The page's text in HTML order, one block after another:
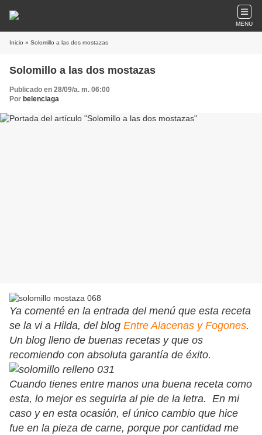
MENU
Inicio » Solomillo a las dos mostazas
Solomillo a las dos mostazas
Publicado en 28/09/a. m. 06:00
Por belenciaga
Ya comenté en la entrada del menú que esta receta
se la vi a Hilda, del blog Entre Alacenas y Fogones.
Un blog lleno de buenas recetas y que os
recomiendo con absoluta garantía de éxito.
Cuando tienes entre manos una buena receta como
esta, lo mejor es seguirla al pie de la letra. En mi
caso y en esta ocasión, el único cambio que hice
fue en la pieza de carne, porque por cantidad me